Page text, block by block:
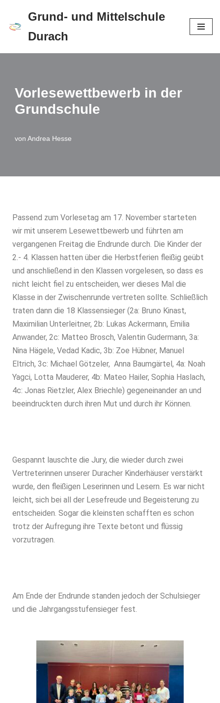
Zum
springen
Grund- und Mittelschule
Durach
Vorlesewettbewerb in der
Grundschule
von Andrea Hesse
Passend zum Vorlesetag am 17. November starteten
wir mit unserem Lesewettbewerb und führten am
vergangenen Freitag die Endrunde durch. Die Kinder der
2.- 4. Klassen hatten über die Herbstferien fleißig geübt
und anschließend in den Klassen vorgelesen, so dass es
nicht leicht fiel zu entscheiden, wer dieses Mal die
Klasse in der Zwischenrunde vertreten sollte. Schließlich
traten dann die 18 Klassensieger (2a: Bruno Kinast,
Maximilian Unterleitner, 2b: Lukas Ackermann, Emilia
Anwander, 2c: Matteo Brosch, Valentin Gudermann, 3a:
Nina Hägele, Vedad Kadic, 3b: Zoe Hübner, Manuel
Eltrich, 3c: Michael Götzeler, Anna Baumgärtel, 4a: Noah
Yagci, Lotta Mauderer, 4b: Mateo Hailer, Sophia Haslach,
4c: Jonas Rietzler, Alex Briechle) gegeneinander an und
beeindruckten durch ihren Mut und durch ihr Können.
Gespannt lauschte die Jury, die wieder durch zwei
Vertreterinnen unserer Duracher Kinderhäuser verstärkt
wurde, den fleißigen Leserinnen und Lesern. Es war nicht
leicht, sich bei all der Lesefreude und Begeisterung zu
entscheiden. Sogar die kleinsten schafften es schon
trotz der Aufregung ihre Texte betont und flüssig
vorzutragen.
Am Ende der Endrunde standen jedoch der Schulsieger
und die Jahrgangsstufensieger fest.